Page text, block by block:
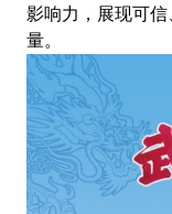
影响力，展现可
量。